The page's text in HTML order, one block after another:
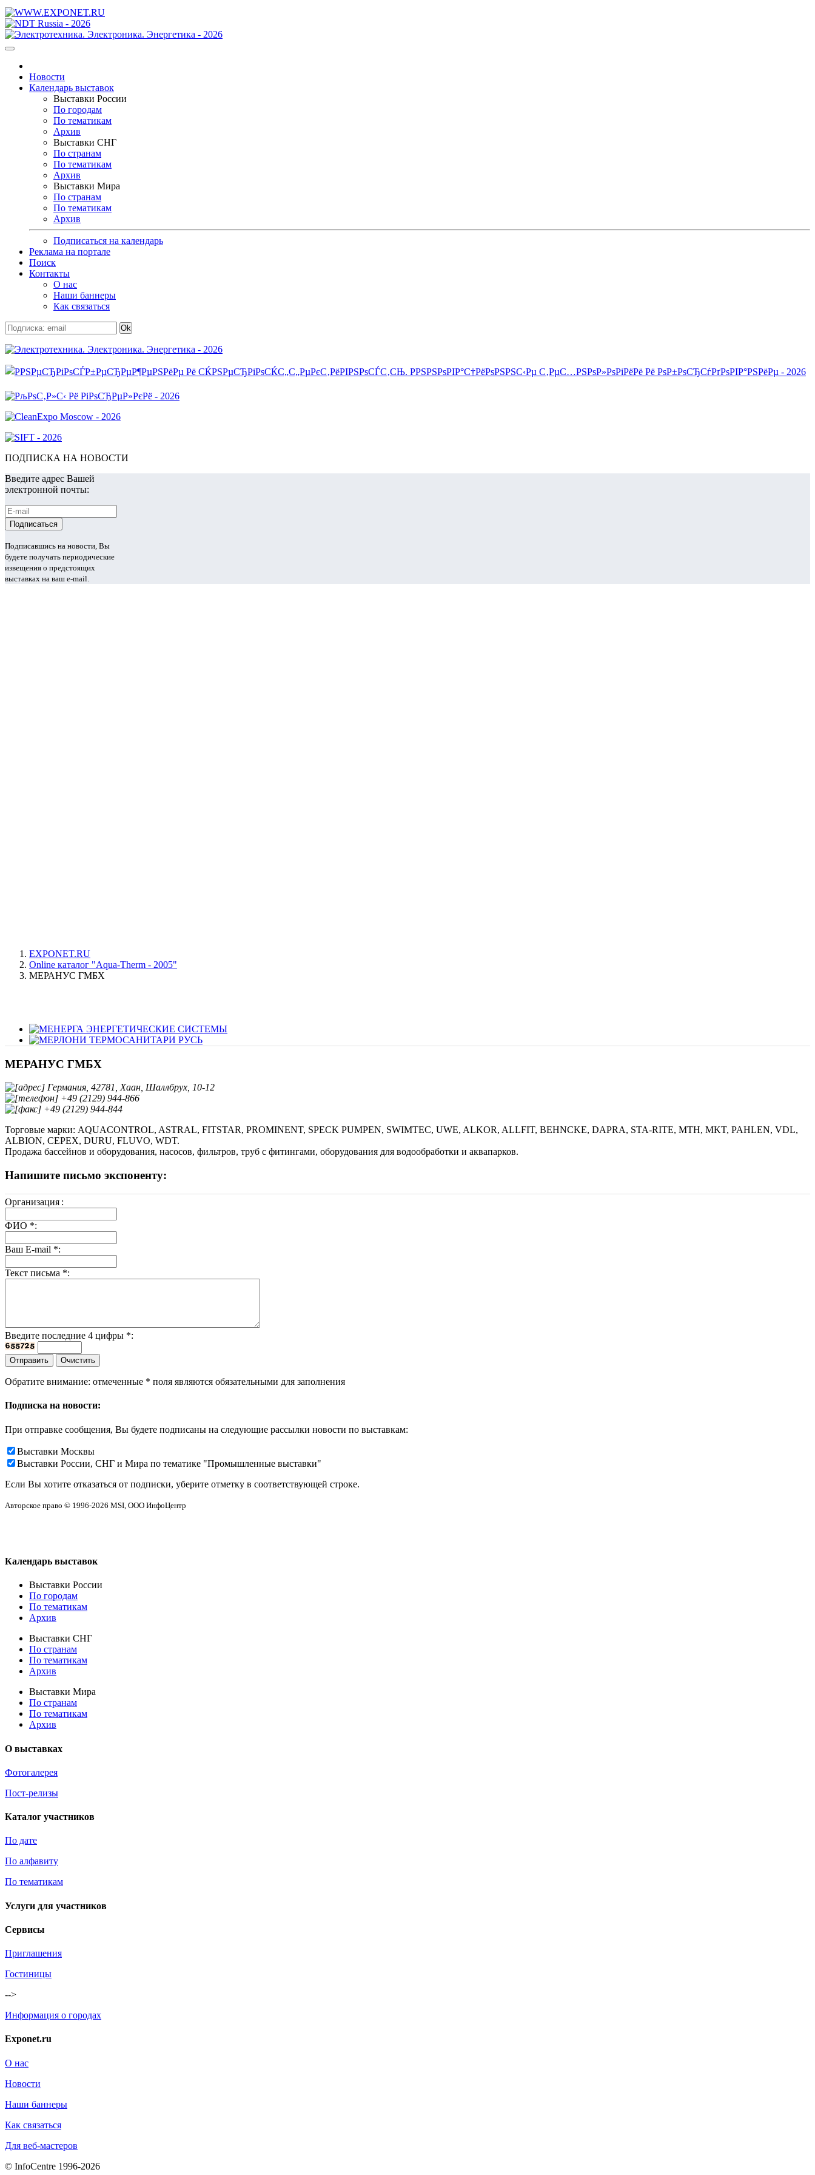
Новости
Календарь выставок
Выставки России
По городам
По тематикам
Архив
Выставки СНГ
По странам
По тематикам
Архив
Выставки Мира
По странам
По тематикам
Архив
Подписаться на календарь
Реклама на портале
Поиск
Контакты
О нас
Наши баннеры
Как связаться
ПОДПИСКА НА НОВОСТИ
Введите адрес Вашей
электронной почты:
Подписавшись на новости, Вы
будете получать периодические
извещения о предстоящих
выставках на ваш e-mail.
EXPONET.RU
Online каталог "Aqua-Therm - 2005"
МЕРАНУС ГМБХ
МЕРАНУС ГМБХ
Германия, 42781, Хаан, Шаллбрух, 10-12
+49 (2129) 944-866
+49 (2129) 944-844
Торговые марки: AQUACONTROL, ASTRAL, FITSTAR, PROMINENT, SPECK PUMPEN, SWIMTEC, UWE, ALKOR, ALLFIT, BEHNCKE, DAPRA, STA-RITE, MTH, MKT, PAHLEN, VDL,
ALBION, CEPEX, DURU, FLUVO, WDT.
Продажа бассейнов и оборудования, насосов, фильтров, труб с фитингами, оборудования для водообработки и аквапарков.
Напишите письмо экспоненту:
Организация :
ФИО *:
Ваш E-mail *:
Текст письма *:
Введите последние 4 цифры *:
Обратите внимание: отмеченные * поля являются обязательными для заполнения
Подписка на новости:
При отправке сообщения, Вы будете подписаны на следующие рассылки новости по выставкам:
Выставки Москвы
Выставки России, СНГ и Мира по тематике "Промышленные выставки"
Если Вы хотите отказаться от подписки, уберите отметку в соответствующей строке.
Авторское право © 1996-2026 MSI, ООО ИнфоЦентр
Календарь выставок
Выставки России
По городам
По тематикам
Архив
Выставки СНГ
По странам
По тематикам
Архив
Выставки Мира
По странам
По тематикам
Архив
О выставках
Фотогалерея
Пост-релизы
Каталог участников
По дате
По алфавиту
По тематикам
Услуги для участников
Сервисы
Приглашения
Гостиницы
-->
Информация о городах
Exponet.ru
О нас
Новости
Наши баннеры
Как связаться
Для веб-мастеров
© InfoCentre 1996-2026